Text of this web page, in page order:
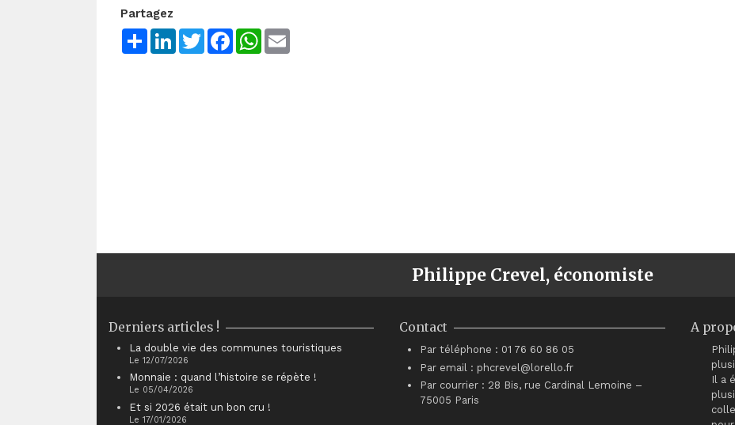
Partagez
ShareLinkedInTwitterFacebookWhatsApp
Philippe Crevel, économiste
Derniers articles !
La double vie des communes touristiques
Le 12/07/2026
Monnaie : quand l’histoire se répète !
Le 05/04/2026
Et si 2026 était un bon cru !
Le 17/01/2026
Contact
Par téléphone : 01 76 60 86 05
Par email : phcrevel@lorello.fr
Par courrier : 28 Bis, rue Cardinal Lemoine –
75005 Paris
A
Il a